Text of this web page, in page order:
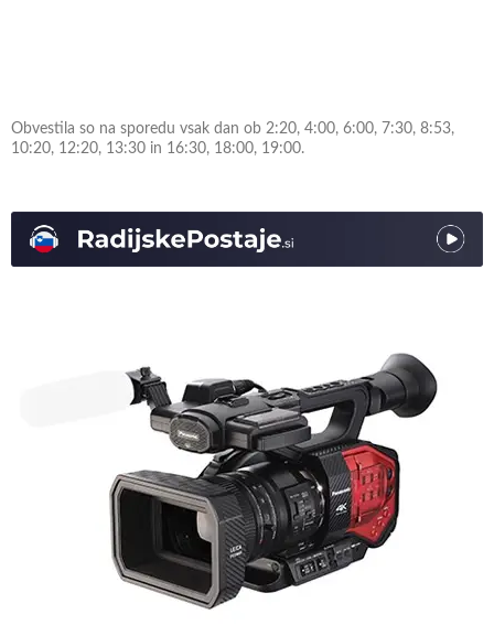
Obvestila so na sporedu vsak dan ob 2:20, 4:00, 6:00, 7:30, 8:53,
10:20, 12:20, 13:30 in 16:30, 18:00, 19:00.